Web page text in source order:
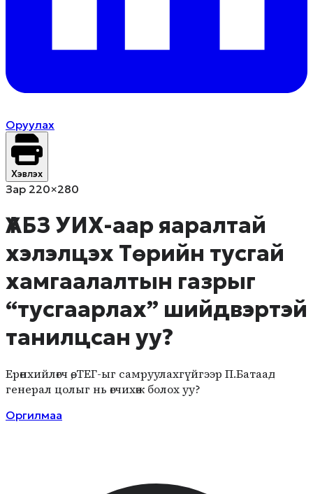
Оруулах
Хэвлэх
Зар 220×280
ҮАБЗ УИХ-аар яаралтай
хэлэлцэх Төрийн тусгай
хамгаалалтын газрыг
“тусгаарлах” шийдвэртэй
танилцсан уу?
Ерөнхийлөгч өө, ТЕГ-ыг самруулахгүйгээр П.Батаад
генерал цолыг нь өгчихөж болох уу?
Оргилмаа